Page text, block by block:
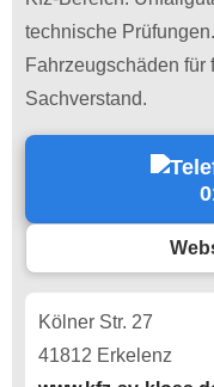
technische
Fahrzeugschäden für
Sachverstand.
Kölner Str. 27
41812 Erkelenz